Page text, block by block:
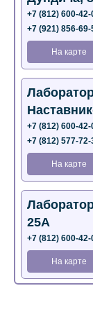
+7 (812) 600-42-
+7 (921) 856-69-
На карте
+7 (812) 600-42-
+7 (812) 577-72-
На карте
25А
+7 (812) 600-42-
На карте